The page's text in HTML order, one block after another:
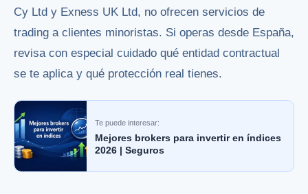
Cy Ltd y Exness UK Ltd, no ofrecen servicios de
trading a clientes minoristas. Si operas desde España,
revisa con especial cuidado qué entidad contractual
se te aplica y qué protección real tienes.
Te puede interesar:
Mejores brokers para invertir en índices
2026 | Seguros